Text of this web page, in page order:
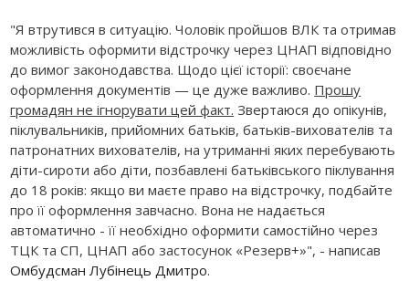
"Я втрутився в ситуацію. Чоловік пройшов ВЛК та отримав
можливість оформити відстрочку через ЦНАП відповідно
до вимог законодавства. Щодо цієї історії: своєчане
оформлення документів — це дуже важливо. Прошу
громадян не ігнорувати цей факт. Звертаюся до опікунів,
піклувальників, прийомних батьків, батьків-вихователів та
патронатних вихователів, на утриманні яких перебувають
діти-сироти або діти, позбавлені батьківського піклування
до 18 років: якщо ви маєте право на відстрочку, подбайте
про її оформлення завчасно. Вона не надається
автоматично - її необхідно оформити самостійно через
ТЦК та СП, ЦНАП або застосунок «Резерв+»", - написав
Омбудсман Лубінець Дмитро.